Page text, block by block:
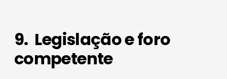
9. Legislação e foro
competente